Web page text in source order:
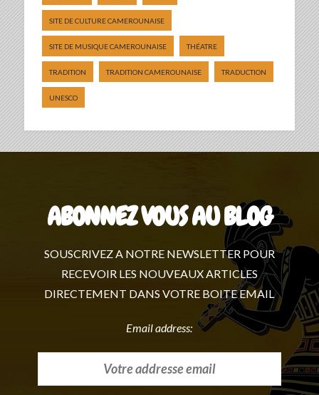
SITE DE CULTURE CAMEROUNAISE
SITE DE MUSIQUE CAMEROUNAISE THÉATRE
TRADITION TRADITION CAMEROUNAISE TRADUCTION
UNESCO
ABONNEZ VOUS AU BLOG
SOUSCRIVEZ A NOTRE NEWSLETTER POUR
RECEVOIR LES NOUVEAUX ARTICLES
DIRECTEMENT DANS VOTRE BOITE EMAIL
Email address: